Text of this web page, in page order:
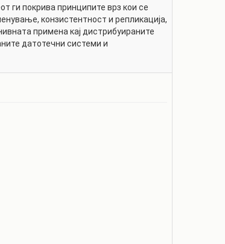
ги покрива принципите врз кои се
конзистентност и репликација,
примена кај дистрибуираните
датотечни системи и